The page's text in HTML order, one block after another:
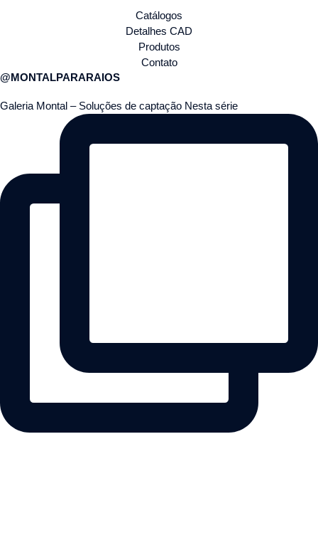
Catálogos
Detalhes CAD
Produtos
Contato
@MONTALPARARAIOS
Galeria Montal – Soluções de captação Nesta série